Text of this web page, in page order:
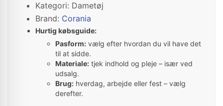
Kategori: Dametøj
Brand: Corania
Hurtig købsguide:
Pasform: vælg efter hvordan du vil have det
til at sidde.
Materiale: tjek indhold og pleje – især ved
udsalg.
Brug: hverdag, arbejde eller fest – vælg
derefter.